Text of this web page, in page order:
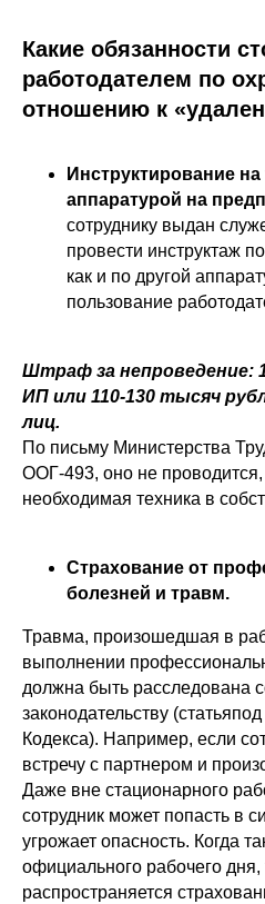
Какие обязанности
работодателем по
отношению к
Инструктирование
аппаратурой на
сотруднику выдан
провести инструктаж
как и по другой
пользование
Штраф за непроведение:
ИП или 110-130 тысяч
лиц.
По письму Министерства
ООГ-493, оно не проводится,
необходимая техника в
Страхование от
болезней и травм.
Травма, произошедшая в
выполнении
должна быть расследована
законодательству
Кодекса). Например, если
встречу с партнером и
Даже вне стационарного
сотрудник может попасть в
угрожает опасность. Когда
официального рабочего дня,
распространяется